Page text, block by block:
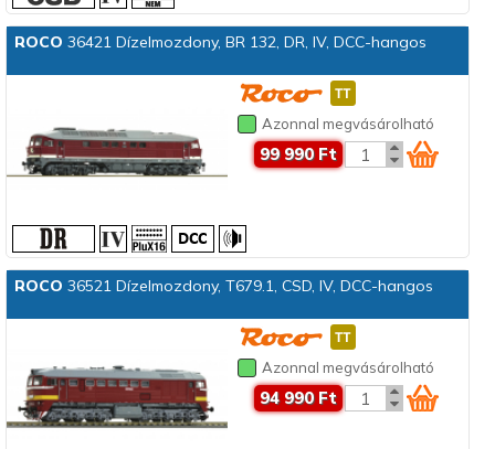
ROCO 36421 Dízelmozdony, BR 132, DR, IV, DCC-hangos
Azonnal megvásárolható
99 990 Ft
ROCO 36521 Dízelmozdony, T679.1, CSD, IV, DCC-hangos
Azonnal megvásárolható
94 990 Ft